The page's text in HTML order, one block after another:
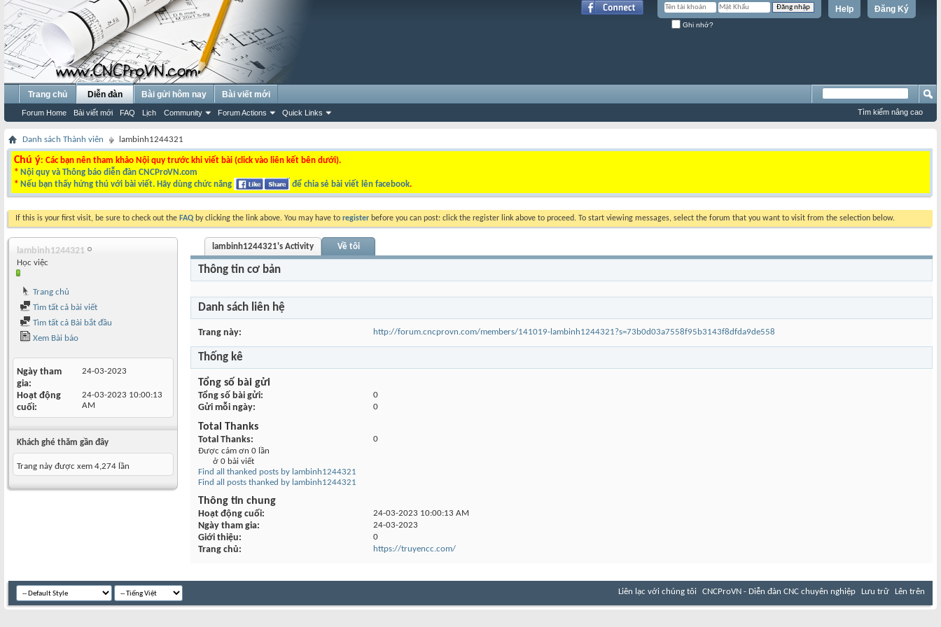
Đăng Ký
Help
Ghi nhớ?
Trang chủ Diễn đàn
Forum Home Bài viết mới FAQ Lịch Community Forum Actions Quick Links
Bài gửi hôm nay Bài viết mới
Tìm kiếm nâng cao
Danh sách Thành viên lambinh1244321
Chú ý: Các bạn nên tham khảo Nội quy trước khi viết bài (click vào liên kết bên dưới).
* Nội quy và Thông báo diễn đàn CNCProVN.com
* Nếu bạn thấy hứng thú với bài viết. Hãy dùng chức năng để chia sẻ bài viết lên facebook.
If this is your first visit, be sure to check out the FAQ by clicking the link above. You may have to register before you can post: click the register link above to proceed. To start viewing messages, select the forum that you want to visit from the selection below.
lambinh1244321
Học việc
Trang chủ
Tìm tất cả bài viết
Tìm tất cả Bài bắt đầu
Xem Bài báo
Ngày tham
gia
24-03-2023
Hoạt động
cuối
24-03-2023 10:00:13
AM
Khách ghé thăm gần đây
Trang này được xem 4,274 lần
lambinh1244321's Activity Về tôi
Thông tin cơ bản
Danh sách liên hệ
Trang này http://forum.cncprovn.com/members/141019-lambinh1244321?s=73b0d03a7558f95b3143f8dfda9de558
Thống kê
Tổng số bài gửi
Tổng số bài gửi 0
Gửi mỗi ngày 0
Total Thanks
Total Thanks
0
Được cám ơn 0 lần
ở 0 bài viết
Find all thanked posts by lambinh1244321
Find all posts thanked by lambinh1244321
Thông tin chung
Hoạt động cuối 24-03-2023 10:00:13 AM
Ngày tham gia 24-03-2023
Giới thiệu 0
Trang chủ https://truyencc.com/
Liên lạc với chúng tôi CNCProVN - Diễn đàn CNC chuyên nghiệp Lưu trữ Lên trên